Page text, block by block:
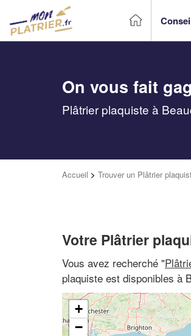
On vous fait
Plâtrier plaquiste à
Accueil > Trouver un Plâtrier
Votre Plâtrier
Vous avez recherché "
plaquiste est disponibles à
+
−